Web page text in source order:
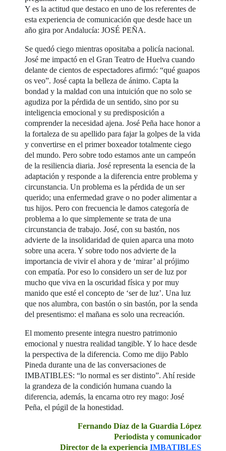
Y es la actitud que destaco en uno de los referentes de
esta experiencia de comunicación que desde hace un
año gira por Andalucía: JOSÉ PEÑA.
Se quedó ciego mientras opositaba a policía nacional.
José me impactó en el Gran Teatro de Huelva cuando
delante de cientos de espectadores afirmó: “qué guapos
os veo”. José capta la belleza de ánimo. Capta la
bondad y la maldad con una intuición que no solo se
agudiza por la pérdida de un sentido, sino por su
inteligencia emocional y su predisposición a
comprender la necesidad ajena. José Peña hace honor a
la fortaleza de su apellido para fajar la golpes de la vida
y convertirse en el primer boxeador totalmente ciego
del mundo. Pero sobre todo estamos ante un campeón
de la resiliencia diaria. José representa la esencia de la
adaptación y responde a la diferencia entre problema y
circunstancia. Un problema es la pérdida de un ser
querido; una enfermedad grave o no poder alimentar a
tus hijos. Pero con frecuencia le damos categoría de
problema a lo que simplemente se trata de una
circunstancia de trabajo. José, con su bastón, nos
advierte de la insolidaridad de quien aparca una moto
sobre una acera. Y sobre todo nos advierte de la
importancia de vivir el ahora y de ‘mirar’ al prójimo
con empatía. Por eso lo considero un ser de luz por
mucho que viva en la oscuridad física y por muy
manido que esté el concepto de ‘ser de luz’. Una luz
que nos alumbra, con bastón o sin bastón, por la senda
del presentismo: el mañana es solo una recreación.
El momento presente integra nuestro patrimonio
emocional y nuestra realidad tangible. Y lo hace desde
la perspectiva de la diferencia. Como me dijo Pablo
Pineda durante una de las conversaciones de
IMBATIBLES: “lo normal es ser distinto”. Ahí reside
la grandeza de la condición humana cuando la
diferencia, además, la encarna otro rey mago: José
Peña, el púgil de la honestidad.
Fernando Díaz de la Guardia López
Periodista y comunicador
Director de la experiencia IMBATIBLES